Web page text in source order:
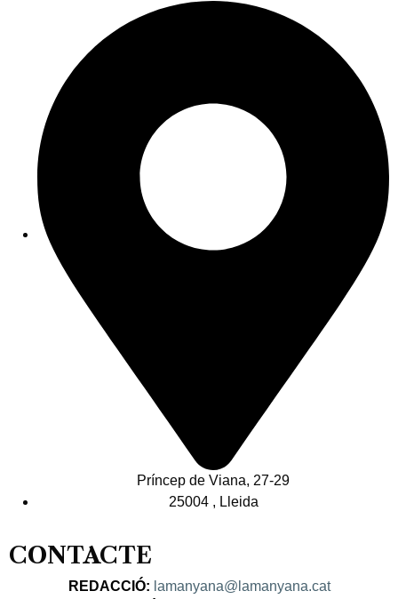
Príncep de Viana, 27-29
25004 , Lleida
CONTACTE
REDACCIÓ: lamanyana@lamanyana.cat